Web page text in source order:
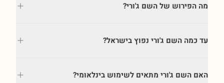
מה הפירוש של השם ג'ורי?
עד כמה השם ג'ורי נפוץ בישראל?
האם השם ג'ורי מתאים לשימוש בינלאומי?